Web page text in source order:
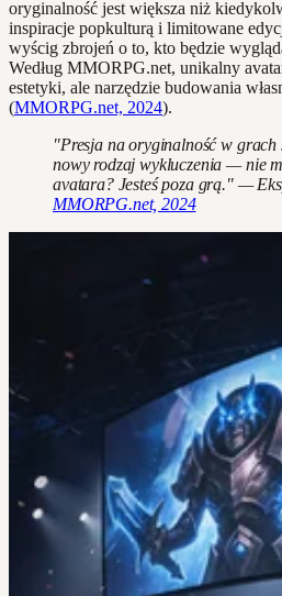
oryginalność jest większa niż
inspiracje popkulturą i limitowane
wyścig zbrojeń o to, kto będzie
Według MMORPG.net, unikalny
estetyki, ale narzędzie budowania
(MMORPG.net, 2024).
"Presja na oryginalność w grach
nowy rodzaj wykluczenia — nie
avatara? Jesteś poza grą." —
MMORPG.net, 2024